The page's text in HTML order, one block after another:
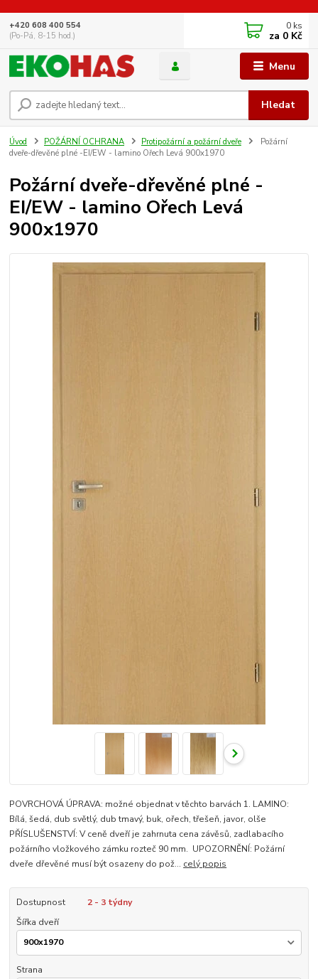
Menu
Hledat
+420 608 400 554
(Po-Pá, 8-15 hod.)
0 ks
za 0 Kč
Úvod POŽÁRNÍ OCHRANA Protipožární a požární dveře
Požární
dveře-dřevěné plné -EI/EW - lamino Ořech Levá 900x1970
Požární dveře-dřevěné plné -
EI/EW - lamino Ořech Levá
900x1970
POVRCHOVÁ ÚPRAVA: možné objednat v těchto barvách 1. LAMINO:
Bílá, šedá, dub světlý, dub tmavý, buk, ořech, třešeň, javor, olše
PŘÍSLUŠENSTVÍ: V ceně dveří je zahrnuta cena závěsů, zadlabacího
požárního vložkového zámku rozteč 90 mm. UPOZORNĚNÍ: Požární
dveře dřevěné musí být osazeny do pož... celý popis
Dostupnost
2 - 3 týdny
Šířka dveří
Strana